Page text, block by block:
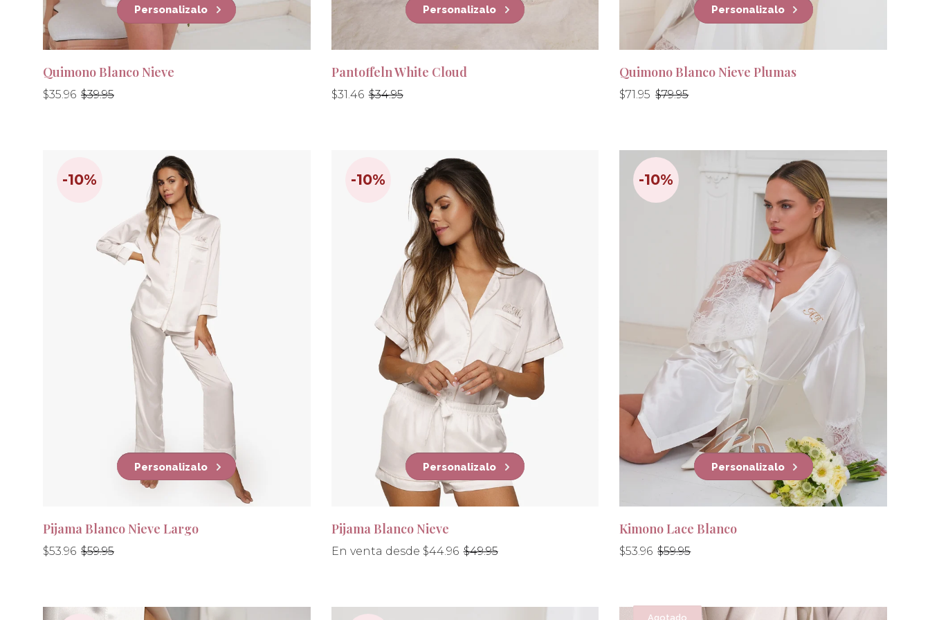
Personalizalo
Quimono Blanco Nieve
Precio
$35.96
Precio $39.95
Personalizalo
Pantoffeln White Cloud
Precio
$31.46
Precio $34.95
Personalizalo
Quimono Blanco Nieve Plumas
Precio
$71.95
Precio$79.95
-10%
Personalizalo
Pijama Blanco Nieve Largo
Precio
$53.96
Precio $59.95
-10%
Personalizalo
Pijama Blanco Nieve
En venta desde $44.96
Precio
$49.95
-10%
Personalizalo
Kimono Lace Blanco
Precio
$53.96
Precio $59.95
Agotado